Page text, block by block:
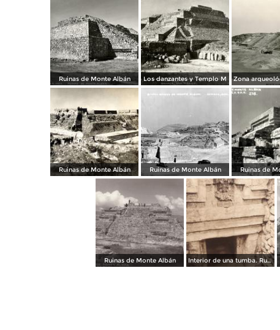
Ruinas de Monte Albán Los danzantes y Templo M
Ruinas de Monte Albán Ruinas de Monte Albán Ruinas de
Ruinas de Monte Albán Interior de una tumba. Ruinas de Monte Albán